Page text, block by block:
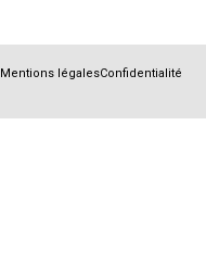
Mentions légalesConfidentialité